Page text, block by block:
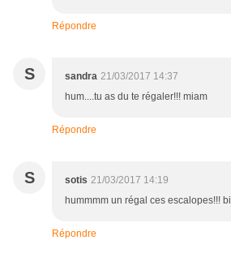
Répondre
S sandra 21/03/2017 14:37
hum....tu as du te régaler!!! miam
Répondre
S sotis 21/03/2017 14:19
hummmm un régal ces escalopes!!!
Répondre